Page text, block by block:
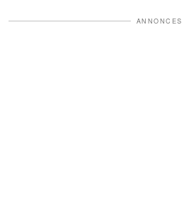
ANNONCES